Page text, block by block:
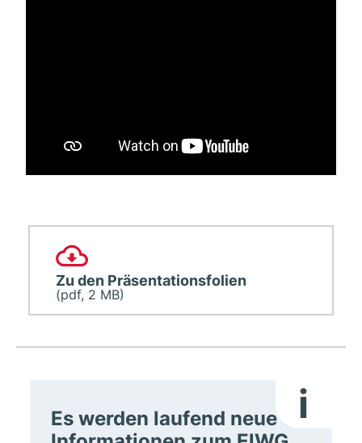
Zu den Präsentationsfolien
(pdf, 2 MB)
i
Es werden laufend neue